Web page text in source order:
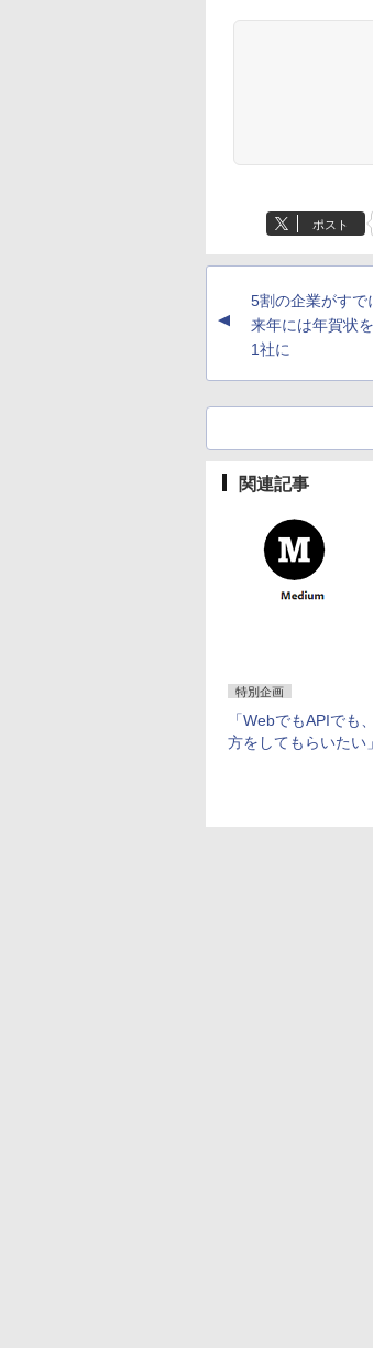
ポスト
▲
5割の企業がすで
来年には年賀状
1社に
関連記事
特別企画
「WebでもAPIでも
方をしてもらいたい」